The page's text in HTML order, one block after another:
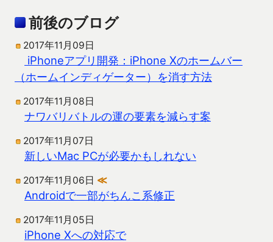
前後のブログ
2017年11月09日
iPhoneアプリ開発：iPhone Xのホームバー
（ホームインディゲーター）を消す方法
2017年11月08日
ナワバリバトルの運の要素を減らす案
2017年11月07日
新しいMac PCが必要かもしれない
2017年11月06日 ≪
Androidで一部がちんこ系修正
2017年11月05日
iPhone Xへの対応で